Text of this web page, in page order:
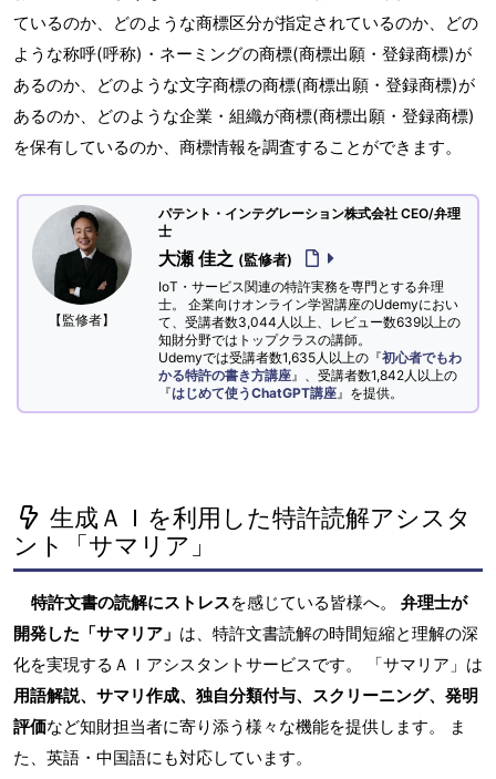
ているのか、どのような商標区分が指定されているのか、どの
ような称呼(呼称)・ネーミングの商標(商標出願・登録商標)が
あるのか、どのような文字商標の商標(商標出願・登録商標)が
あるのか、どのような企業・組織が商標(商標出願・登録商標)
を保有しているのか、商標情報を調査することができます。
【監修者】
パテント・インテグレーション株式会社 CEO/弁理
士
大瀬 佳之 (監修者)
IoT・サービス関連の特許実務を専門とする弁理
士。 企業向けオンライン学習講座のUdemyにおい
て、受講者数3,044人以上、レビュー数639以上の
知財分野ではトップクラスの講師。
Udemyでは受講者数1,635人以上の『初心者でもわ
かる特許の書き方講座 』、受講者数1,842人以上の
『はじめて使うChatGPT講座 』を提供。
生成ＡＩを利用した特許読解アシスタ
ント「サマリア」
特許文書の読解にストレスを感じている皆様へ。 弁理士が
開発した「サマリア」 は、特許文書読解の時間短縮と理解の深
化を実現するＡＩアシスタントサービスです。 「サマリア」は
用語解説、サマリ作成、独自分類付与、スクリーニング、発明
評価など知財担当者に寄り添う様々な機能を提供します。 ま
た、英語・中国語にも対応しています。